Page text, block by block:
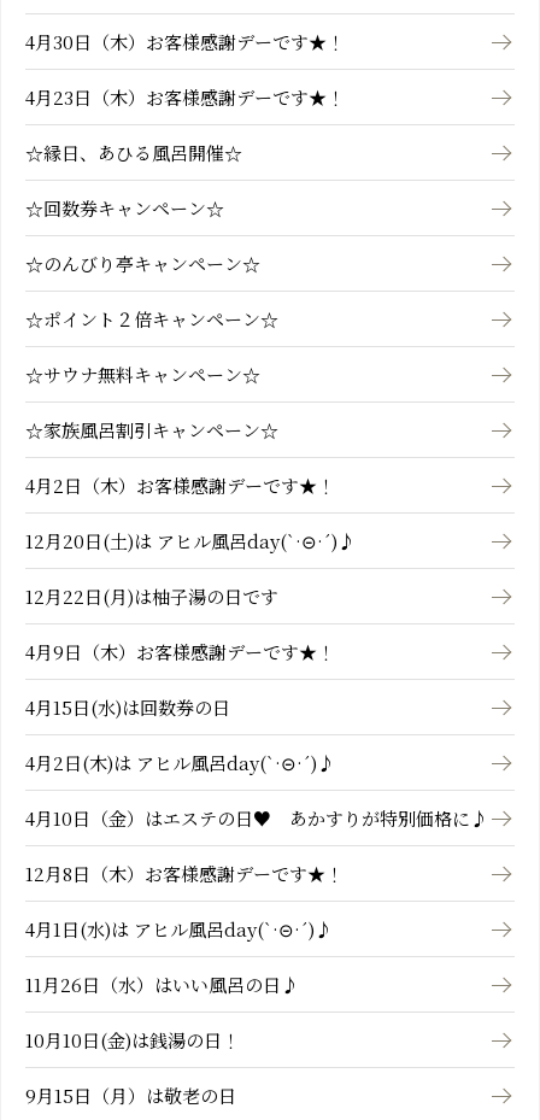
4月30日（木）お客様感謝デーです★！
4月23日（木）お客様感謝デーです★！
☆縁日、あひる風呂開催☆
☆回数券キャンペーン☆
☆のんびり亭キャンペーン☆
☆ポイント２倍キャンペーン☆
☆サウナ無料キャンペーン☆
☆家族風呂割引キャンペーン☆
4月2日（木）お客様感謝デーです★！
12月20日(土)は アヒル風呂day(`·⊝·´)♪
12月22日(月)は柚子湯の日です
4月9日（木）お客様感謝デーです★！
4月15日(水)は回数券の日
4月2日(木)は アヒル風呂day(`·⊝·´)♪
4月10日（金）はエステの日♥ あかすりが特別価格に♪
12月8日（木）お客様感謝デーです★！
4月1日(水)は アヒル風呂day(`·⊝·´)♪
11月26日（水）はいい風呂の日♪
10月10日(金)は銭湯の日！
9月15日（月）は敬老の日